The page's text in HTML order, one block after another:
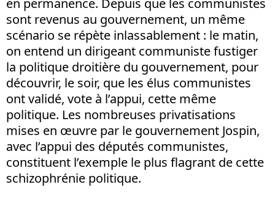
en permanence. Depuis que les communistes
sont revenus au gouvernement, un même
scénario se répète inlassablement : le matin,
on entend un dirigeant communiste fustiger
la politique droitière du gouvernement, pour
découvrir, le soir, que les élus communistes
ont validé, vote à l’appui, cette même
politique. Les nombreuses privatisations
mises en œuvre par le gouvernement Jospin,
avec l’appui des députés communistes,
constituent l’exemple le plus flagrant de cette
schizophrénie politique.